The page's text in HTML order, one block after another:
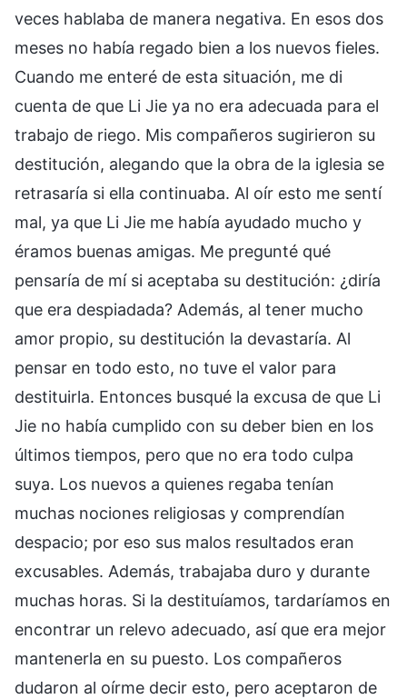
veces hablaba de manera negativa. En esos dos
meses no había regado bien a los nuevos fieles.
Cuando me enteré de esta situación, me di
cuenta de que Li Jie ya no era adecuada para el
trabajo de riego. Mis compañeros sugirieron su
destitución, alegando que la obra de la iglesia se
retrasaría si ella continuaba. Al oír esto me sentí
mal, ya que Li Jie me había ayudado mucho y
éramos buenas amigas. Me pregunté qué
pensaría de mí si aceptaba su destitución: ¿diría
que era despiadada? Además, al tener mucho
amor propio, su destitución la devastaría. Al
pensar en todo esto, no tuve el valor para
destituirla. Entonces busqué la excusa de que Li
Jie no había cumplido con su deber bien en los
últimos tiempos, pero que no era todo culpa
suya. Los nuevos a quienes regaba tenían
muchas nociones religiosas y comprendían
despacio; por eso sus malos resultados eran
excusables. Además, trabajaba duro y durante
muchas horas. Si la destituíamos, tardaríamos en
encontrar un relevo adecuado, así que era mejor
mantenerla en su puesto. Los compañeros
dudaron al oírme decir esto, pero aceptaron de